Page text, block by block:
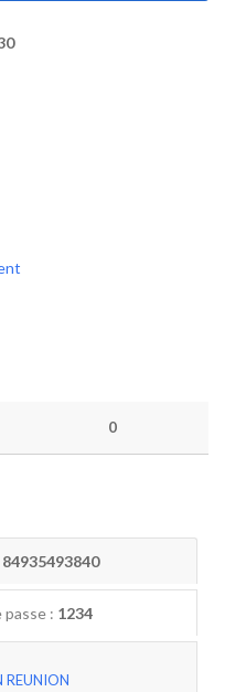
0
84935493840
passe : 1234
REUNION